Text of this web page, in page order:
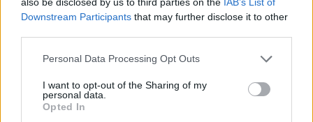
Downstream Participants that may further disclose it to other
Please note that this website/app uses one or more Google
not limited to your visit or usage behaviour. You may click to
grant or deny consent to Google and its third-party tags to
use your data for below specified purposes in below Google
Personal Data Processing Opt Outs
I want to opt-out of the Sharing of my
personal data.
Opted In
Share:
Ακολουθήστε το Νewsit.gr στοGoogle Newsκαι
ενημερωθείτε πρώτοι για όλη την ειδησεογραφία και τα
τελευταία νέατης ημέρας